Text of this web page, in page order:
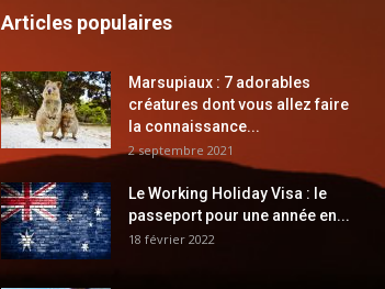
Articles populaires
Marsupiaux : 7 adorables
créatures dont vous allez faire
la connaissance...
2 septembre 2021
Le Working Holiday Visa : le
passeport pour une année en...
18 février 2022